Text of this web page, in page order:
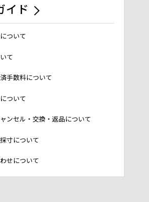
イド
ついて
て
手数料について
ついて
ンセル・交換・返品について
寸について
せについて